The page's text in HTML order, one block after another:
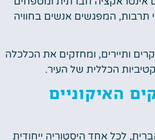
תרבות, המפגשים אנשים בחוויה
ותיירים, ומחזקים את הכלכלה
הכללית של העיר.
האיקוניים
לכל אחד היסטוריה ייחודית